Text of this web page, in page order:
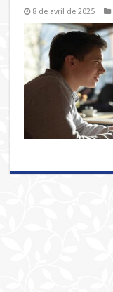
8 de avril de 2025